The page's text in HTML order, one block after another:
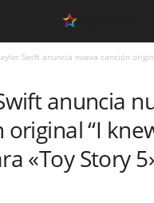
Swift anuncia nueva canción
anuncia
original “I
«Toy Story